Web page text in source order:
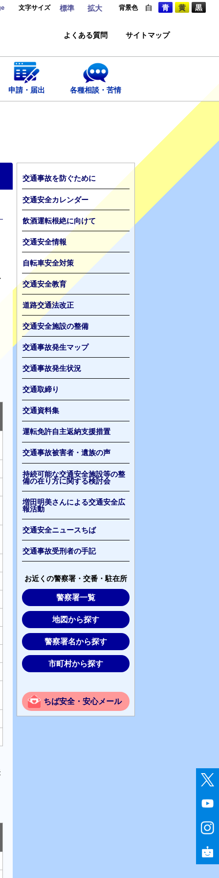
文字サイズ 標準 拡大 背景色 白 青 黄 黒
よくある質問 サイトマップ
申請・届出 各種相談・苦情
交通事故を防ぐために
交通安全カレンダー
飲酒運転根絶に向けて
交通安全情報
自転車安全対策
交通安全教育
道路交通法改正
交通安全施設の整備
交通事故発生マップ
交通事故発生状況
交通取締り
交通資料集
運転免許自主返納支援措置
交通事故被害者・遺族の声
持続可能な交通安全施設等の整
備の在り方に関する検討会
増田明美さんによる交通安全広
報活動
交通安全ニュースちば
交通事故受刑者の手記
お近くの警察署・交番・駐在所
警察署一覧
地図から探す
警察署名から探す
市町村から探す
ちば安全・安心メール